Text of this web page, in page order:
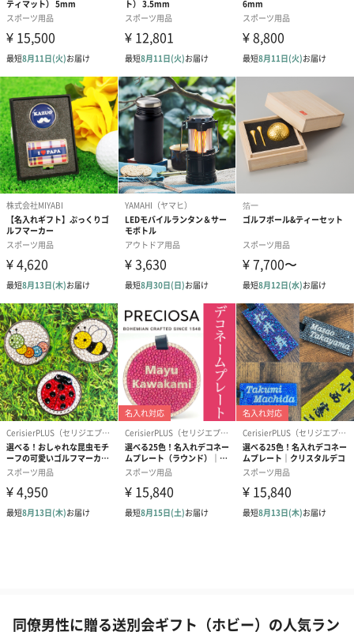
同僚男性に贈る送別会ギフト（ホビー）の人気ラン